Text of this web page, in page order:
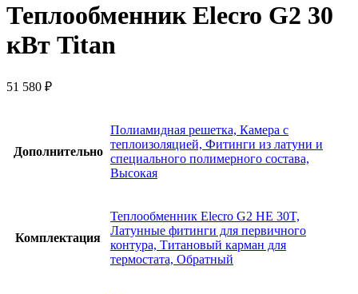
Теплообменник Elecro G2 30
кВт Titan
51 580 ₽
Дополнительно
Полиамидная решетка, Камера с
теплоизоляцией, Фитинги из латуни и
специального полимерного состава,
Высокая
Комплектация
Теплообменник Elecro G2 HE 30T,
Латунные фитинги для первичного
контура, Титановый карман для
термостата, Обратный